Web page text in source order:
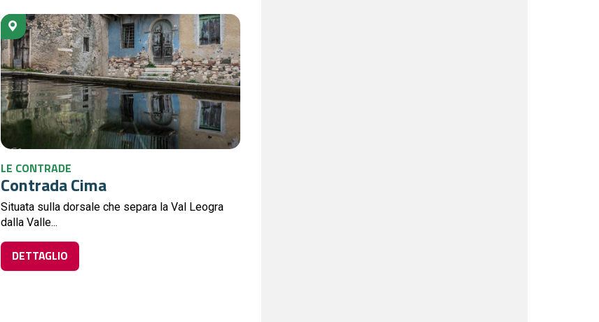
LE CONTRADE
Contrada Cima
Situata sulla dorsale che separa la Val Leogra
dalla Valle...
DETTAGLIO